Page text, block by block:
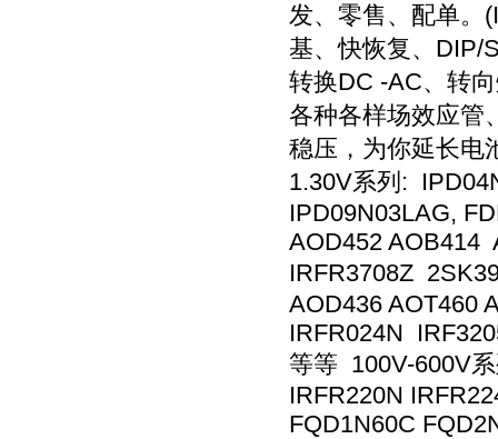
发、零售、配单。
基、快恢复、DIP/
转换DC -AC、转
各种各样场效应管
稳压，为你延长电
1.30V系列:
IPD09N03LAG,
AOD452 AOB414
IRFR3708Z
AOD436 AOT460
IRFR024N
等等 100V-600V
IRFR220N
FQD1N60C